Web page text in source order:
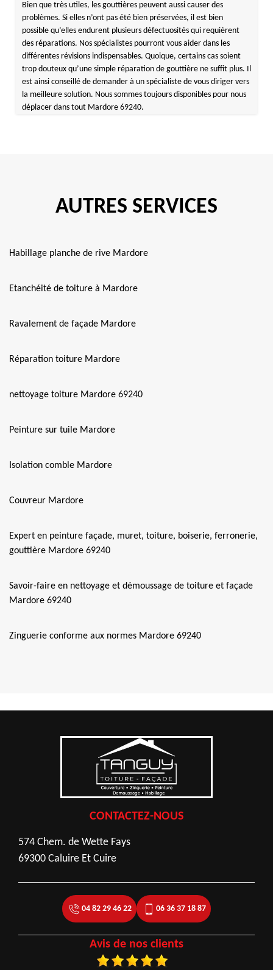
Bien que très utiles, les gouttières peuvent aussi causer des
problèmes. Si elles n’ont pas été bien préservées, il est bien
possible qu’elles endurent plusieurs défectuosités qui requièrent
des réparations. Nos spécialistes pourront vous aider dans les
différentes révisions indispensables. Quoique, certains cas soient
trop douteux qu’une simple réparation de gouttière ne suffit plus. Il
est ainsi conseillé de demander à un spécialiste de vous diriger vers
la meilleure solution. Nous sommes toujours disponibles pour nous
déplacer dans tout Mardore 69240.
AUTRES SERVICES
Habillage planche de rive Mardore
Etanchéité de toiture à Mardore
Ravalement de façade Mardore
Réparation toiture Mardore
nettoyage toiture Mardore 69240
Peinture sur tuile Mardore
Isolation comble Mardore
Couvreur Mardore
Expert en peinture façade, muret, toiture, boiserie, ferronerie,
gouttière Mardore 69240
Savoir-faire en nettoyage et démoussage de toiture et façade
Mardore 69240
Zinguerie conforme aux normes Mardore 69240
CONTACTEZ-NOUS
574 Chem. de Wette Fays
69300 Caluire Et Cuire
04 82 29 46 22 06 36 37 18 87
Avis de nos clients